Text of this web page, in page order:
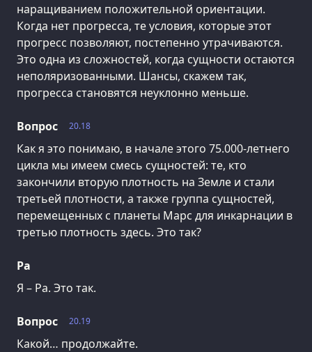
наращиванием положительной ориентации.
Когда нет прогресса, те условия, которые этот
прогресс позволяют, постепенно утрачиваются.
Это одна из сложностей, когда сущности остаются
неполяризованными. Шансы, скажем так,
прогресса становятся неуклонно меньше.
20.18
Вопрос
Как я это понимаю, в начале этого 75.000-летнего
цикла мы имеем смесь сущностей: те, кто
закончили вторую плотность на Земле и стали
третьей плотности, а также группа сущностей,
перемещенных с планеты Марс для инкарнации в
третью плотность здесь. Это так?
Ра
Я – Ра. Это так.
20.19
Вопрос
Какой… продолжайте.